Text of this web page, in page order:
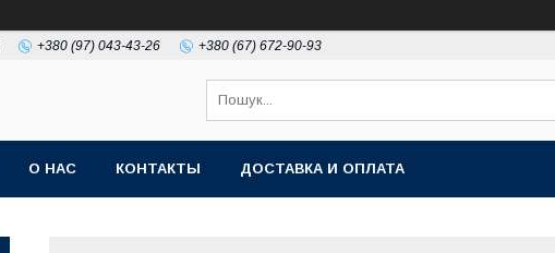
+380 (97) 043-43-26 +380 (67) 672-90-93
О НАС КОНТАКТЫ ДОСТАВКА И ОПЛАТА